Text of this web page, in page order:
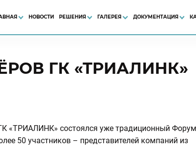
НОВОСТИ РЕШЕНИЯ ГАЛЕРЕЯ ДОКУМЕНТАЦИЯ
ГК «ТРИАЛИНК»
«ТРИАЛИНК» состоялся уже традиционный Форум
50 участников – представителей компаний из